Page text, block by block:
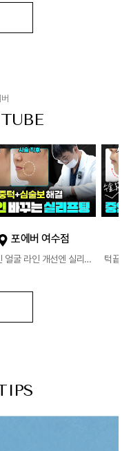
포에버 여수점
전반적인 얼굴 라인 개선엔 실리프팅👨🏻‍⚕️